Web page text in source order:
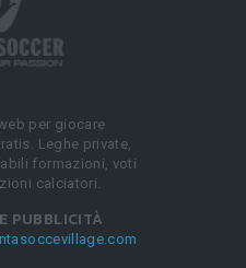
per giocare
Leghe private,
formazioni, voti
calciatori.
PUBBLICITÀ